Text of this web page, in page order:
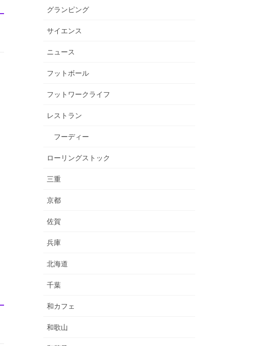
グランピング
サイエンス
ニュース
フットボール
フットワークライフ
レストラン
フーディー
ローリングストック
三重
京都
佐賀
兵庫
北海道
千葉
和カフェ
和歌山